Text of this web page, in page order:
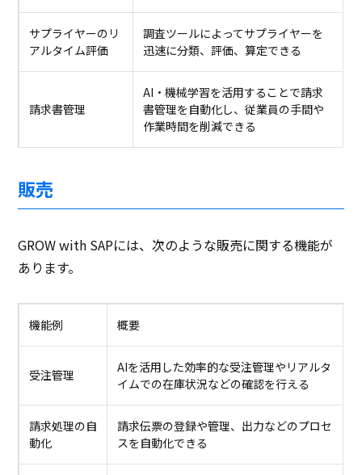
サプライヤーのリ
アルタイム評価
調査ツールによってサプライヤーを
迅速に分類、評価、算定できる
請求書管理
AI・機械学習を活用することで請求
書管理を自動化し、従業員の手間や
作業時間を削減できる
販売
GROW with SAPには、次のような販売に関する機能が
あります。
機能例 概要
受注管理
AIを活用した効率的な受注管理やリアルタ
イムでの在庫状況などの確認を行える
請求処理の自
動化
請求伝票の登録や管理、出力などのプロセ
スを自動化できる